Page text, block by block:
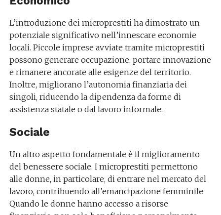
L’introduzione dei microprestiti ha dimostrato un
potenziale significativo nell’innescare economie
locali. Piccole imprese avviate tramite microprestiti
possono generare occupazione, portare innovazione
e rimanere ancorate alle esigenze del territorio.
Inoltre, migliorano l’autonomia finanziaria dei
singoli, riducendo la dipendenza da forme di
assistenza statale o dal lavoro informale.
Sociale
Un altro aspetto fondamentale è il miglioramento
del benessere sociale. I microprestiti permettono
alle donne, in particolare, di entrare nel mercato del
lavoro, contribuendo all’emancipazione femminile.
Quando le donne hanno accesso a risorse